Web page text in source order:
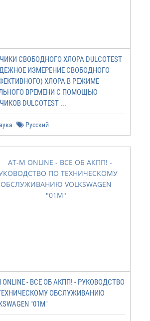
СВОБОДНОГО ХЛОРА DULCOTEST
ИЗМЕРЕНИЕ СВОБОДНОГО
ХЛОРА В РЕЖИМЕ
ВРЕМЕНИ С ПОМОЩЬЮ
DULCOTEST ...
Русский
ONLINE - ВСЕ ОБ АКПП! - РУКОВОДСТВО
ОБСЛУЖИВАНИЮ
"01M"